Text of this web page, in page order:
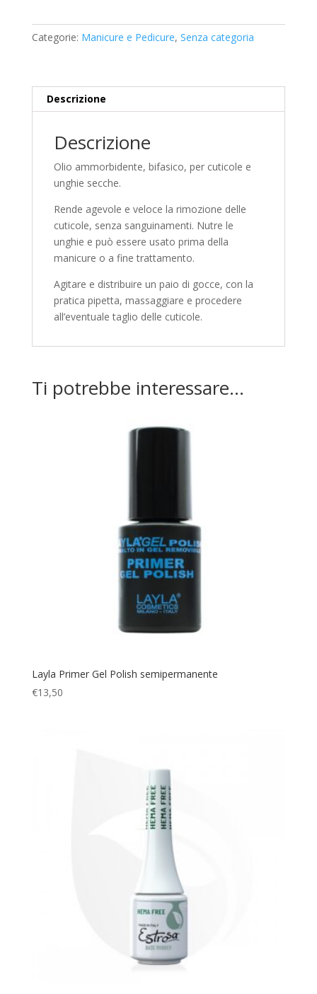
cuticole
10ml
Categorie: Manicure e Pedicure, Senza categoria
Descrizione
Descrizione
Olio ammorbidente, bifasico, per cuticole e
unghie secche.
Rende agevole e veloce la rimozione delle
cuticole, senza sanguinamenti. Nutre le
unghie e può essere usato prima della
manicure o a fine trattamento.
Agitare e distribuire un paio di gocce, con la
pratica pipetta, massaggiare e procedere
all’eventuale taglio delle cuticole.
Ti potrebbe interessare…
Layla Primer Gel Polish semipermanente
€13,50